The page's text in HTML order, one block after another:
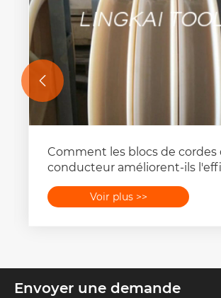
Comment les blocs de cordes
conducteur améliorent-ils
de l'installation de la ligne
Voir plus >>

Envoyer une demande